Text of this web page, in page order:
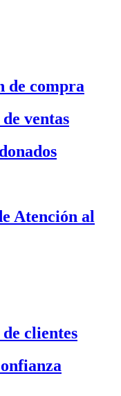
de compra
ventas
Atención al
clientes